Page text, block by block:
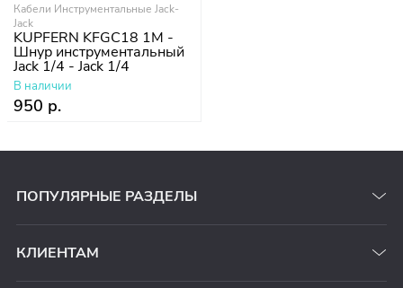
Кабели Инструментальные Jack-
Jack
KUPFERN KFGC18 1M -
Шнур инструментальный
Jack 1/4 - Jack 1/4
В наличии
950 р.
ПОПУЛЯРНЫЕ РАЗДЕЛЫ
КЛИЕНТАМ